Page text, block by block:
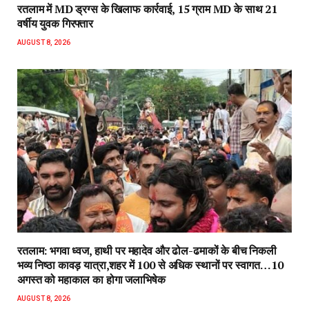
रतलाम में MD ड्रग्स के खिलाफ कार्रवाई, 15 ग्राम MD के साथ 21
वर्षीय युवक गिरफ्तार
AUGUST 8, 2026
रतलाम: भगवा ध्वज, हाथी पर महादेव और ढोल-ढमाकों के बीच निकली
भव्य निष्ठा कावड़ यात्रा,शहर में 100 से अधिक स्थानों पर स्वागत…10
अगस्त को महाकाल का होगा जलाभिषेक
AUGUST 8, 2026